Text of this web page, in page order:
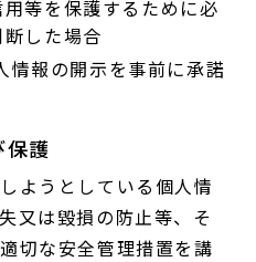
等を保護するために必
した場合
情報の開示を事前に承諾
護
ようとしている個人情
又は毀損の防止等、そ
切な安全管理措置を講